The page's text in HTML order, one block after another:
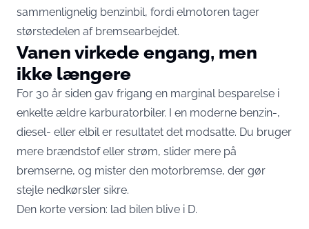
sammenlignelig benzinbil, fordi elmotoren tager
størstedelen af bremsearbejdet.
Vanen virkede engang, men
ikke længere
For 30 år siden gav frigang en marginal besparelse i
enkelte ældre karburatorbiler. I en moderne benzin-,
diesel- eller elbil er resultatet det modsatte. Du bruger
mere brændstof eller strøm, slider mere på
bremserne, og mister den motorbremse, der gør
stejle nedkørsler sikre.
Den korte version: lad bilen blive i D.